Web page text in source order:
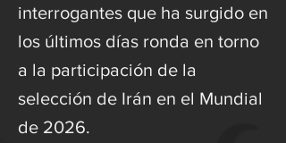
interrogantes que ha surgido en
los últimos días ronda en torno
a la participación de la
selección de Irán en el Mundial
de 2026.